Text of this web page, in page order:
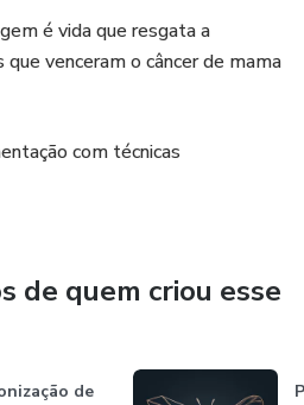
é vida que resgata a
venceram o câncer de mama
com técnicas
de quem criou esse
de